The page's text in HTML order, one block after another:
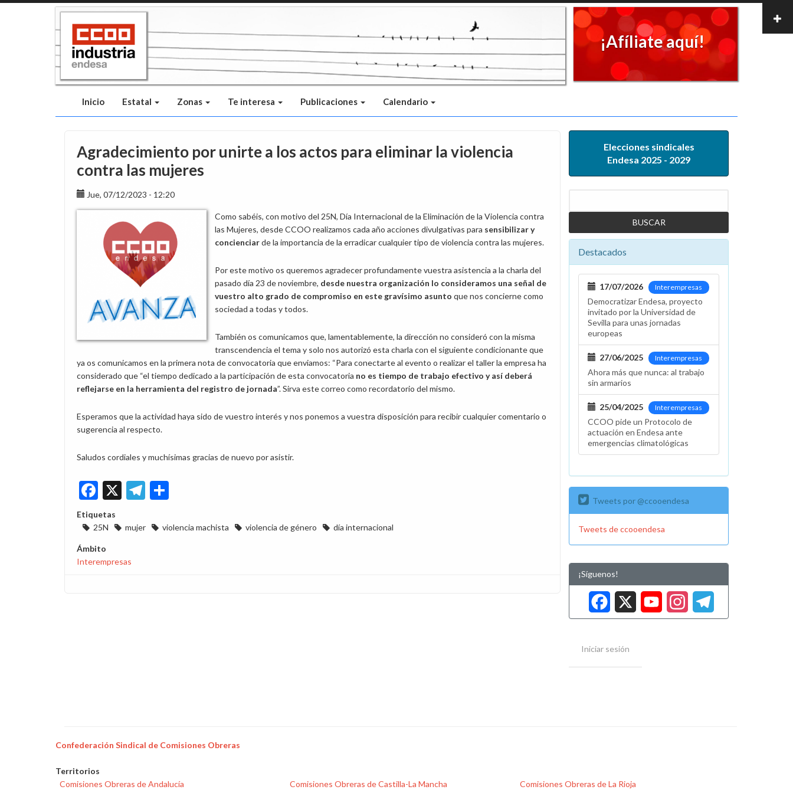
¡Afíliate aquí!
Inicio Estatal Zonas Te interesa Publicaciones Calendario
Agradecimiento por unirte a los actos para eliminar la violencia
contra las mujeres
Jue, 07/12/2023 - 12:20
Como sabéis, con motivo del 25N, Día Internacional de la Eliminación de la Violencia contra
las Mujeres, desde CCOO realizamos cada año acciones divulgativas para sensibilizar y
concienciarde la importancia de la erradicar cualquier tipo de violencia contra las mujeres.
Por este motivo os queremos agradecer profundamente vuestra asistencia a la charla del
pasado día 23 de noviembre, desde nuestra organización lo consideramos una señal de
vuestro alto grado de compromiso en este gravísimo asunto que nos concierne como
sociedad a todas y todos.
También os comunicamos que, lamentablemente, la dirección no consideró con la misma
transcendencia el tema y solo nos autorizó esta charla con el siguiente condicionante que
ya os comunicamos en la primera nota de convocatoria que enviamos: “Para conectarte al evento o realizar el taller la empresa ha
considerado que “el tiempo dedicado a la participación de esta convocatoria no es tiempo de trabajo efectivo y así deberá
reflejarse en la herramienta del registro de jornada”. Sirva este correo como recordatorio del mismo.
Esperamos que la actividad haya sido de vuestro interés y nos ponemos a vuestra disposición para recibir cualquier comentario o
sugerencia al respecto.
Saludos cordiales y muchísimas gracias de nuevo por asistir.
Facebook
X Telegram
Etiquetas
25N
mujer violencia machista violencia de género día internacional
Ámbito
Interempresas
Elecciones sindicales
Endesa 2025 - 2029
Destacados
Interempresas
17/07/2026
Democratizar Endesa, proyecto
invitado por la Universidad de
Sevilla para unas jornadas
europeas
Interempresas
27/06/2025
Ahora más que nunca: al trabajo
sin armarios
Interempresas
25/04/2025
CCOO pide un Protocolo de
actuación en Endesa ante
emergencias climatológicas
Tweets por @ccooendesa
Tweets de ccooendesa
¡Síguenos!
Facebook
XYouTube
Iniciar sesión
Confederación Sindical de Comisiones Obreras
Territorios
Comisiones Obreras de Andalucía
Comisiones Obreras de Castilla-La Mancha
Comisiones Obreras de La Rioja